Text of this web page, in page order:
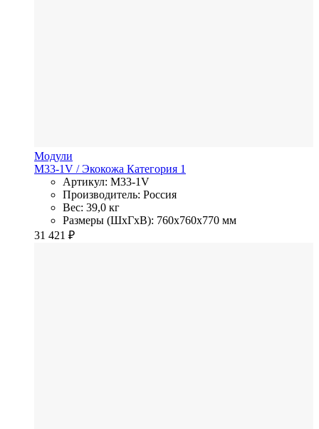
Модули
M33-1V / Экокожа Категория 1
Артикул: M33-1V
Производитель: Россия
Вес: 39,0 кг
Размеры (ШхГхВ): 760x760x770 мм
31 421 ₽